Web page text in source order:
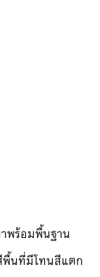
าพร้อมพื้นฐาน
พื้นที่มีโทนสีแตก